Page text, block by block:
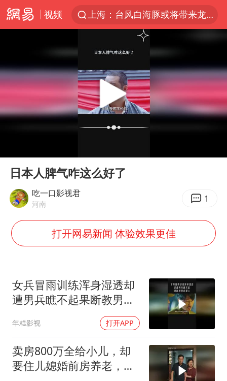
视频
上海：台风白海豚或将带来龙卷风
台风白海豚已进入24小时警戒线
出口禁令驱动有色板块大涨
中巨芯：上半年归母净利润1405.77万元
秋天的第一杯奶茶到底有多火
国乒男单横滨冠军赛全军覆没
东航：国内客票提前14天免费退改
胜宏科技：股票交易异常波动
夯实基础开新局
Play
日本人脾气咋这么好了
吃一口影视君
河南 1
打开网易新闻 体验效果更佳
女兵冒雨训练浑身湿透却
遭男兵瞧不起果断教男兵
年糕影视 打开APP
卖房800万全给小儿，却
要住儿媳婚前房养老，她